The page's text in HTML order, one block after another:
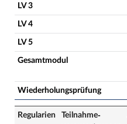
LV 3
LV 4
LV 5
Gesamtmodul
Wiederholungsprüfung
Regularien
Teilnahme­